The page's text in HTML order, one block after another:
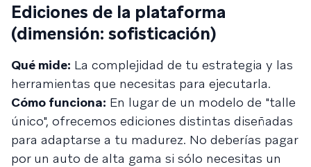
Ediciones de la plataforma
(dimensión: sofisticación)
Qué mide: La complejidad de tu estrategia y las
herramientas que necesitas para ejecutarla.
Cómo funciona: En lugar de un modelo de "talle
único", ofrecemos ediciones distintas diseñadas
para adaptarse a tu madurez. No deberías pagar
por un auto de alta gama si sólo necesitas un